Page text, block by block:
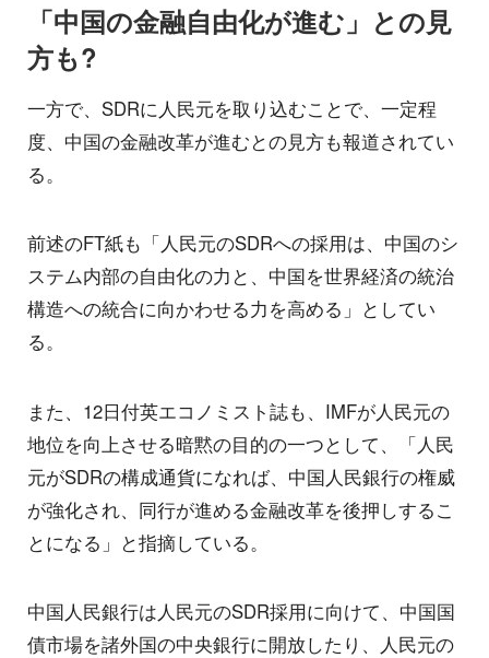
「中国の金融自由化が進む」との見
方も?
一方で、SDRに人民元を取り込むことで、一定程
度、中国の金融改革が進むとの見方も報道されてい
る。
前述のFT紙も「人民元のSDRへの採用は、中国のシ
ステム内部の自由化の力と、中国を世界経済の統治
構造への統合に向かわせる力を高める」としてい
る。
また、12日付英エコノミスト誌も、IMFが人民元の
地位を向上させる暗黙の目的の一つとして、「人民
元がSDRの構成通貨になれば、中国人民銀行の権威
が強化され、同行が進める金融改革を後押しするこ
とになる」と指摘している。
中国人民銀行は人民元のSDR採用に向けて、中国国
債市場を諸外国の中央銀行に開放したり、人民元の